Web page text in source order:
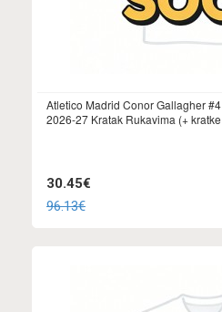
Atletico Madrid Conor Gallagher
2026-27 Kratak Rukavima (+
30.45€
96.13€